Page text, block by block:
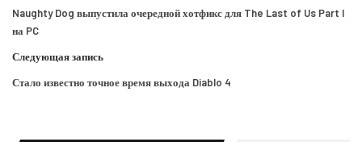
Naughty Dog выпустила очередной хотфикс для The Last of Us Part I
на PC
Следующая запись
Стало известно точное время выхода Diablo 4